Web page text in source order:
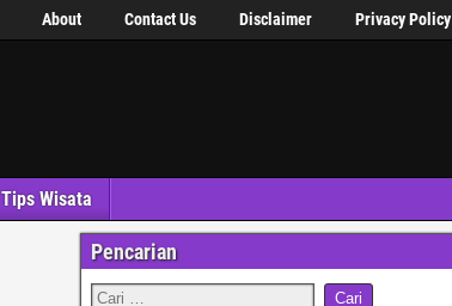
About Contact Us Disclaimer Privacy Policy
Tips Wisata
Pencarian